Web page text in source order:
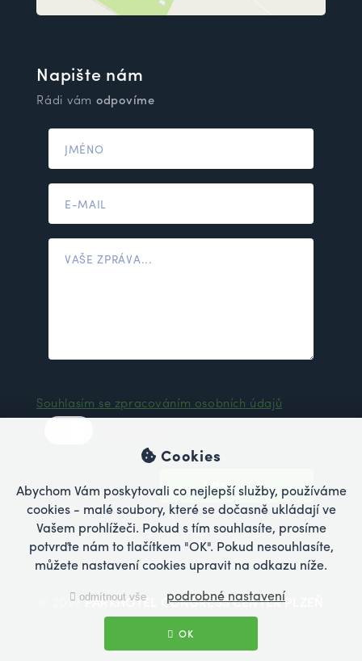
Napište nám
Rádi vám odpovíme
Souhlasím se zpracováním osobních údajů
ODESLAT
© 2026PARKHOTEL CONGRESS CENTER PLZEŇ
Cookies
Abychom Vám poskytovali co nejlepší služby, používáme
cookies - malé soubory, které se dočasně ukládají ve
Vašem prohlížeči. Pokud s tím souhlasíte, prosíme
potvrďte nám to tlačítkem "OK". Pokud nesouhlasíte,
můžete nastavení cookies upravit na odkazu níže.
odmítnout vše podrobné nastavení
OK